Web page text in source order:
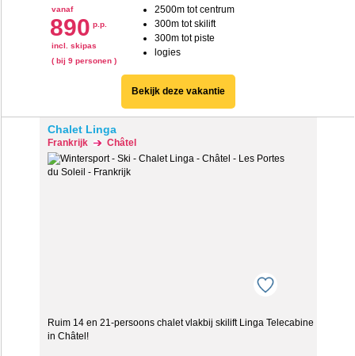
vanaf
890 p.p.
incl. skipas
( bij 9 personen )
2500m tot centrum
300m tot skilift
300m tot piste
logies
Bekijk deze vakantie
Chalet Linga
Frankrijk Châtel
Ruim 14 en 21-persoons chalet vlakbij skilift Linga Telecabine
in Châtel!